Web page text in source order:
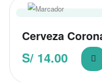
Cerveza
S/ 14.00